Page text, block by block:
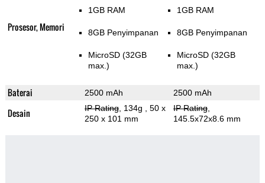
Prosesor, Memori
1GB RAM
8GB Penyimpanan
MicroSD (32GB
max.)
1GB RAM
8GB Penyimpanan
MicroSD (32GB
max.)
Baterai 2500 mAh 2500 mAh
Desain IP Rating, 134g
, 50 x
250 x 101 mm
IP Rating,
145.5x72x8.6 mm